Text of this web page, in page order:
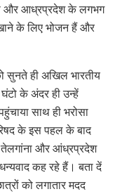
और आध्रप्रदेश के लगभग
के लिए भोजन हैं और
सुनते ही अखिल भारतीय
घंटो के अंदर ही उन्हें
साथ ही भरोसा
के इस पहल के बाद
तेलगांना और आंध्रप्रदेश
कह रहे हैं। बता दें
को लगातार मदद